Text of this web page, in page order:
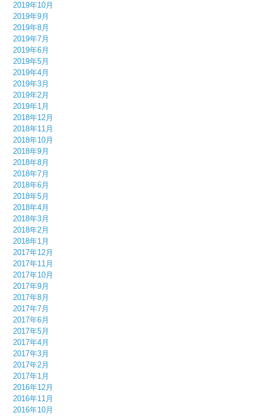
2019年10月
2019年9月
2019年8月
2019年7月
2019年6月
2019年5月
2019年4月
2019年3月
2019年2月
2019年1月
2018年12月
2018年11月
2018年10月
2018年9月
2018年8月
2018年7月
2018年6月
2018年5月
2018年4月
2018年3月
2018年2月
2018年1月
2017年12月
2017年11月
2017年10月
2017年9月
2017年8月
2017年7月
2017年6月
2017年5月
2017年4月
2017年3月
2017年2月
2017年1月
2016年12月
2016年11月
2016年10月